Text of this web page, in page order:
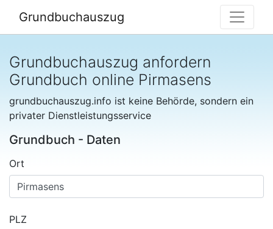
Grundbuchauszug
Grundbuchauszug anfordern
Grundbuch online Pirmasens
grundbuchauszug.info ist keine Behörde, sondern ein
privater Dienstleistungsservice
Grundbuch - Daten
Ort
PLZ